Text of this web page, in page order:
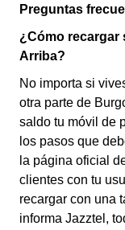
Preguntas
¿Cómo recargar
Arriba?
No importa si
otra parte de
saldo tu móvil de
los pasos que
la página oficial
clientes con tu
recargar con una
informa Jazztel,